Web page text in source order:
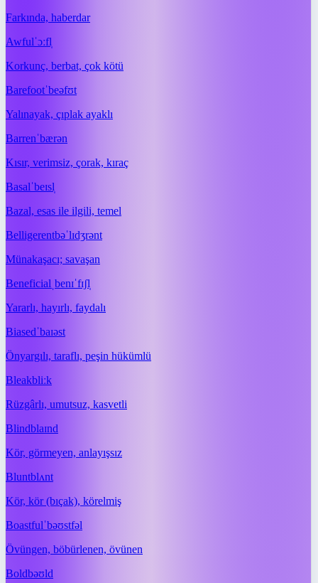
Farkında, haberdar
Awfulˈɔːfl̩
Korkunç, berbat, çok kötü
Barefootˈbeəfʊt
Yalınayak, çıplak ayaklı
Barrenˈbærən
Kısır, verimsiz, çorak, kıraç
Basalˈbeɪsl̩
Bazal, esas ile ilgili, temel
Belligerentbəˈlɪdʒrənt
Münakaşacı; savaşan
Beneficial ˌbenɪˈfɪʃl̩
Yararlı, hayırlı, faydalı
Biasedˈbaɪəst
Önyargılı, taraflı, peşin hükümlü
Bleakbliːk
Rüzgârlı, umutsuz, kasvetli
Blindblaɪnd
Kör, görmeyen, anlayışsız
Bluntblʌnt
Kör, kör (bıçak), körelmiş
Boastfulˈbəʊstfəl
Övüngen, böbürlenen, övünen
Boldbəʊld